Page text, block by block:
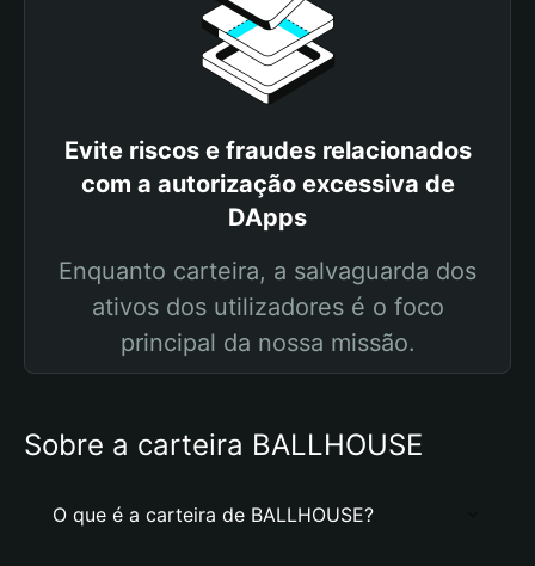
Evite riscos e fraudes relacionados
com a autorização excessiva de
DApps
Enquanto carteira, a salvaguarda dos
ativos dos utilizadores é o foco
principal da nossa missão.
Sobre a carteira BALLHOUSE
O que é a carteira de BALLHOUSE?